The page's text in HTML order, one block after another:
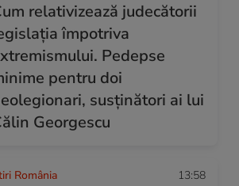
relativizează judecătorii
împotriva
Pedepse
pentru doi
susținători ai lui
Georgescu
România 13:58